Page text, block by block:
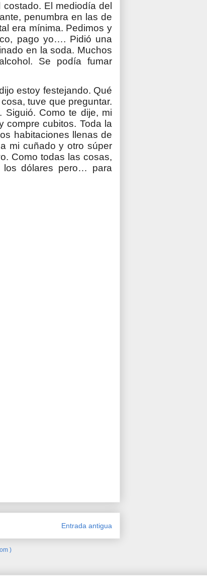
El mediodía del
penumbra en las de
era mínima. Pedimos y
pago yo…. Pidió una
en la soda. Muchos
Se podía fumar
estoy festejando. Qué
tuve que preguntar.
Siguió. Como te dije, mi
compre cubitos. Toda la
habitaciones llenas de
mi cuñado y otro súper
Como todas las cosas,
los dólares pero… para
Entrada antigua
)